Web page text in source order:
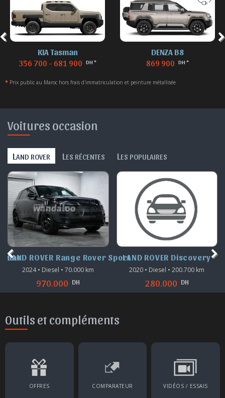
KIA Tasman
356 700 - 681 900 DH *
DENZA B8
869 900 DH *
* Prix public au Maroc hors frais d'immatriculation et peinture métallisée
Voitures occasion
LAND ROVER L ES RÉCENTES L ES POPULAIRES
Velar
LAND ROVER Range Rover Sport
2024 • Diesel • 70.000 km
970.000 DH
LAND ROVER Discovery
2020 • Diesel • 200.700 km
280.000 DH
Outils et compléments
OFFRES COMPARATEUR VIDÉOS / ESSAIS